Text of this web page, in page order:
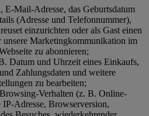
E-Mail-Adresse, das Geburtsdatum
(Adresse und Telefonnummer),
einzurichten oder als Gast einen
unsere Marketingkommunikation im
zu abonnieren;
Datum und Uhrzeit eines Einkaufs,
Zahlungsdaten und weitere
zu bearbeiten;
Verhalten (z. B. Online-
Adresse, Browserversion,